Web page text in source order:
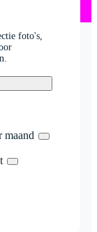
foto's,
maand